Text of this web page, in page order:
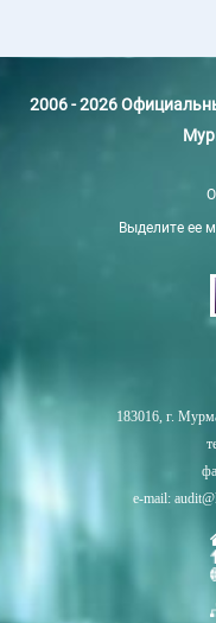
2006 - 2026
Выделите ее
183016, г.
e-mail: